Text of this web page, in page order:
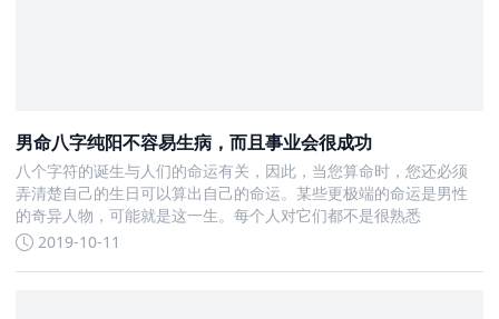
男命八字纯阳不容易生病，而且事业会很成功
八个字符的诞生与人们的命运有关，因此，当您算命时，您还必须
弄清楚自己的生日可以算出自己的命运。某些更极端的命运是男性
的奇异人物，可能就是这一生。每个人对它们都不是很熟悉
2019-10-11